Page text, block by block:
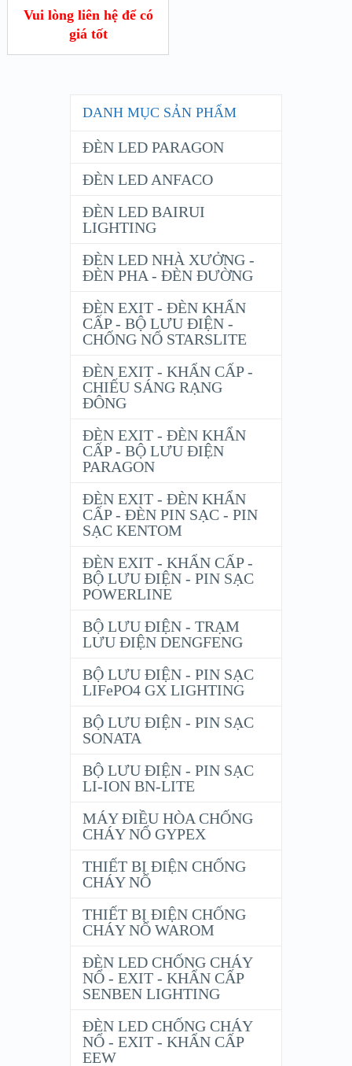
Vui lòng liên hệ để có
giá tốt
DANH MỤC SẢN PHẨM
ĐÈN LED PARAGON
ĐÈN LED ANFACO
ĐÈN LED BAIRUI
LIGHTING
ĐÈN LED NHÀ XƯỞNG -
ĐÈN PHA - ĐÈN ĐƯỜNG
ĐÈN EXIT - ĐÈN KHẨN
CẤP - BỘ LƯU ĐIỆN -
CHỐNG NỔ STARSLITE
ĐÈN EXIT - KHẨN CẤP -
CHIẾU SÁNG RẠNG
ĐÔNG
ĐÈN EXIT - ĐÈN KHẨN
CẤP - BỘ LƯU ĐIỆN
PARAGON
ĐÈN EXIT - ĐÈN KHẨN
CẤP - ĐÈN PIN SẠC - PIN
SẠC KENTOM
ĐÈN EXIT - KHẨN CẤP -
BỘ LƯU ĐIỆN - PIN SẠC
POWERLINE
BỘ LƯU ĐIỆN - TRẠM
LƯU ĐIỆN DENGFENG
BỘ LƯU ĐIỆN - PIN SẠC
LIFePO4 GX LIGHTING
BỘ LƯU ĐIỆN - PIN SẠC
SONATA
BỘ LƯU ĐIỆN - PIN SẠC
LI-ION BN-LITE
MÁY ĐIỀU HÒA CHỐNG
CHÁY NỔ GYPEX
THIẾT BỊ ĐIỆN CHỐNG
CHÁY NỔ
THIẾT BỊ ĐIỆN CHỐNG
CHÁY NỔ WAROM
ĐÈN LED CHỐNG CHÁY
NỔ - EXIT - KHẨN CẤP
SENBEN LIGHTING
ĐÈN LED CHỐNG CHÁY
NỔ - EXIT - KHẨN CẤP
EEW